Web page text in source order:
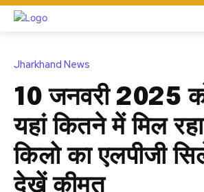
Jharkhand News
10 जनवरी 2025
यहां कितने में मिल
किलो का एलपीजी
देखें कीमत